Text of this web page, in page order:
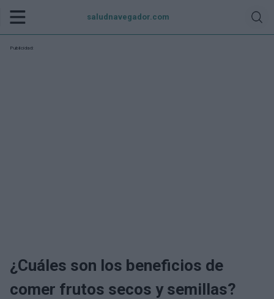
saludnavegador.com
Publicidad:
¿Cuáles son los beneficios de
comer frutos secos y semillas?